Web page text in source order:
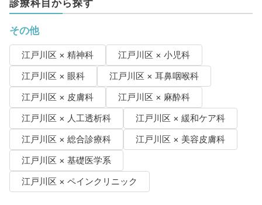
診療科目から探す
その他
江戸川区 × 精神科
江戸川区 × 小児科
江戸川区 × 眼科
江戸川区 × 耳鼻咽喉科
江戸川区 × 皮膚科
江戸川区 × 麻酔科
江戸川区 × 人工透析科
江戸川区 × 緩和ケア科
江戸川区 × 総合診療科
江戸川区 × 美容皮膚科
江戸川区 × 基礎医学系
江戸川区 × ペインクリニック